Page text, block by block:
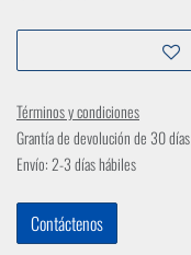
Términos y condiciones
Grantía de devolución de 30 días
Envío: 2-3 días hábiles
Contáctenos